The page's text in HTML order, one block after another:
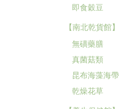
即食穀豆
【南北乾貨館】
無磺藥膳
真菌菇類
昆布海藻海帶
乾燥花草